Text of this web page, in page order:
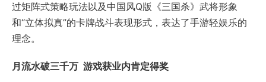
过矩阵式策略玩法以及中国风Q版《三国杀》武将形象
和“立体拟真”的卡牌战斗表现形式，表达了手游轻娱乐的
理念。
月流水破三千万 游戏获业内肯定得奖